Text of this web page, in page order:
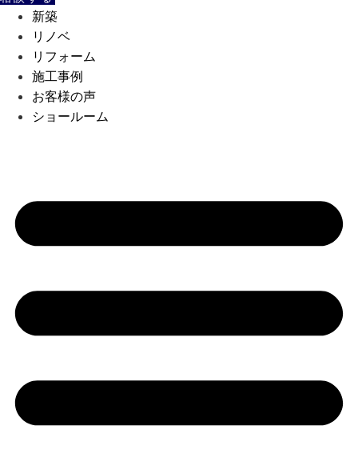
新築
リノベ
リフォーム
施工事例
お客様の声
ショールーム